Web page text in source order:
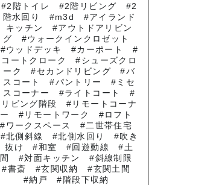
2階トイレ 2階リビング
2
階水回り
m3d
アイランド
キッチン
アウトドアリビン
グ
ウォークインクロゼット
ウッドデッキ
カーポート
コートクローク
シューズクロ
ーク
セカンドリビング
バ
スコート
パントリー
ミセ
スコーナー
ライトコート
リビング階段
リモートコーナ
ー
リモートワーク
ロフト
ワークスペース
二世帯住宅
北側斜線
北側水回り
吹き
抜け
和室 回遊動線
土
間
対面キッチン
斜線制限
書斎
玄関収納
玄関土間
納戸
階段下収納